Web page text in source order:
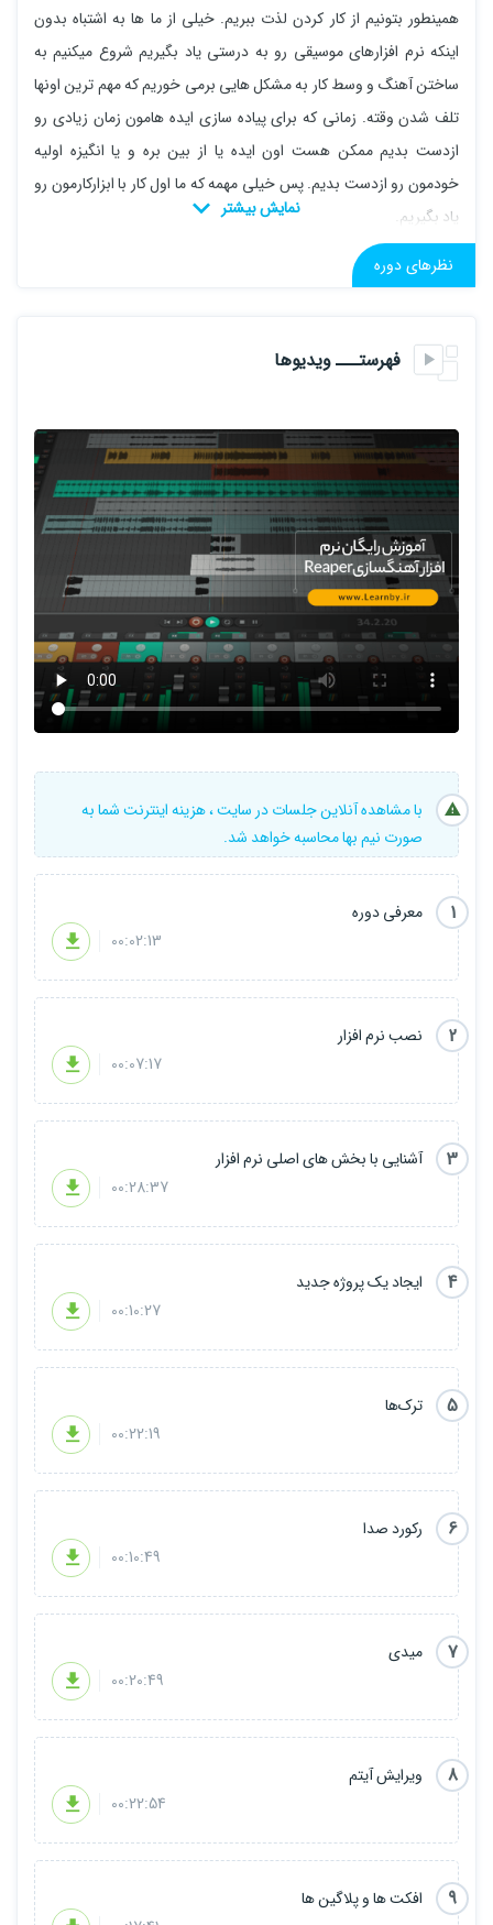
همینطور بتونیم از کار کردن لذت ببریم. خیلی از ما ها به اشتباه بدون
اینکه نرم افزارهای موسیقی رو به درستی یاد بگیریم شروع میکنیم به
ساختن آهنگ و وسط کار به مشکل هایی برمی خوریم که مهم ترین اونها
تلف شدن وقته. زمانی که برای پیاده سازی ایده هامون زمان زیادی رو
ازدست بدیم ممکن هست اون ایده یا از بین بره و یا انگیزه اولیه
خودمون رو ازدست بدیم. پس خیلی مهمه که ما اول کار با ابزارکارمون رو
یاد بگیریم.
توی این دوره سعی کردم همه مطالب مورد نیاز رو به شما عزیزان آموزش
بدم.
نظرهای دوره
فهرستـــ ویدیوها
با مشاهده آنلاین جلسات در سایت ، هزینه اینترنت شما به
صورت نیم بها محاسبه خواهد شد.
1
معرفی دوره
00:02:13
2
نصب نرم افزار
00:07:17
3
آشنایی با بخش های اصلی نرم افزار
00:28:37
4
ایجاد یک پروژه جدید
00:10:27
5
ترک‌ها
00:22:19
6
رکورد صدا
00:10:49
7
میدی
00:20:49
8
ویرایش آیتم
00:22:54
9
افکت ها و پلاگین ها